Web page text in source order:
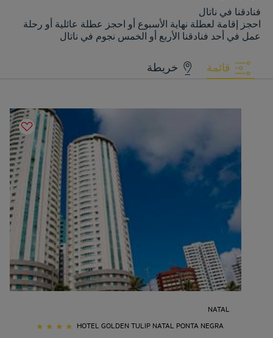
فنادقنا في ناتال
احجز إقامة لعطلة نهاية الأسبوع أو احجز عطلة عائلية أو رحلة
عمل في أحد فنادقنا الأربع أو الخمس نجوم في ناتال
قائمة خريطة
NATAL
HOTEL GOLDEN TULIP NATAL PONTA NEGRA